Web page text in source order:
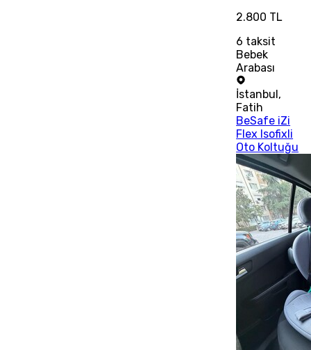
2.800 TL
6 taksit
Bebek
Arabası
İstanbul,
Fatih
BeSafe iZi
Flex Isofixli
Oto Koltuğu